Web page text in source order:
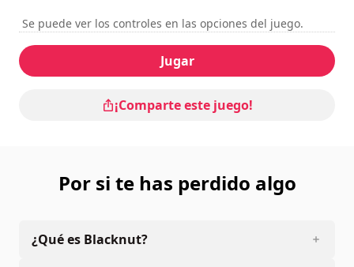
Se puede ver los controles en las opciones del juego.
Jugar
¡Comparte este juego!
Por si te has perdido algo
¿Qué es Blacknut?